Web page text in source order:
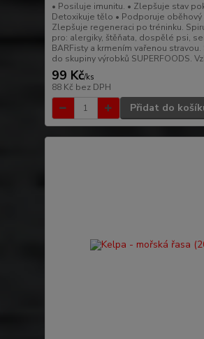
• Posiluje imunitu. • Zlepšuje stav
Detoxikuje tělo • Podporuje oběhový
Zlepšuje regeneraci po tréninku.
pro: alergiky, štěňata, dospělé psi,
BARFisty a krmením vařenou
do skupiny výrobků SUPERFOODS.
99 Kč/ks
88 Kč bez DPH
Přidat do